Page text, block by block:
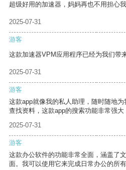
超级好用的加速器，妈妈再也不用担心
2025-07-31
游客
这款加速器VPM应用程序已经为我们带
2025-07-31
游客
这款app就像我的私人助理，随时随地
查找资料，这款app的搜索功能非常强大
2025-07-31
游客
这款办公软件的功能非常全面，涵盖了
面。我可以使用它来完成日常办公的所